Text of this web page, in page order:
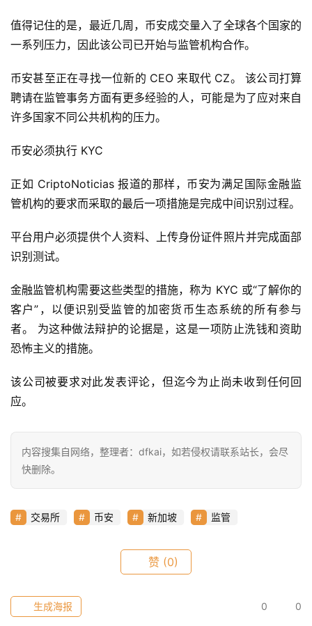
首
页
信
仰
a
r
9
9
9
指
数
常
用
工
荐
值得记住的是，最近几周，币安成交量入了全球各个国家的
一系列压力，因此该公司已开始与监管机构合作。
币安甚至正在寻找一位新的 CEO 来取代 CZ。 该公司打算
聘请在监管事务方面有更多经验的人，可能是为了应对来自
许多国家不同公共机构的压力。
币安必须执行 KYC
正如 CriptoNoticias 报道的那样，币安为满足国际金融监
管机构的要求而采取的最后一项措施是完成中间识别过程。
平台用户必须提供个人资料、上传身份证件照片并完成面部
识别测试。
金融监管机构需要这些类型的措施，称为 KYC 或“了解你的
客户”，以便识别受监管的加密货币生态系统的所有参与
者。 为这种做法辩护的论​​据是，这是一项防止洗钱和资助
恐怖主义的措施。
该公司被要求对此发表评论，但迄今为止尚未收到任何回
应。
内容搜集自网络，整理者：dfkai，如若侵权请联系站长，会尽
快删除。
交易所 币安 新加坡 监管
赞 (0)
0 0
生成海报